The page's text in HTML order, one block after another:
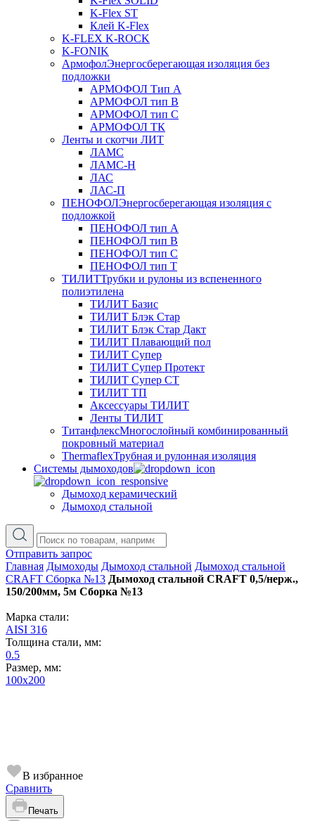
K-Flex ST
Клей K-Flex
K-FLEX K-ROCK
K-FONIK
АрмофолЭнергосберегающая изоляция без
подложки
АРМОФОЛ Тип А
АРМОФОЛ тип В
АРМОФОЛ тип C
АРМОФОЛ ТК
Ленты и скотчи ЛИТ
ЛАМС
ЛАМС-Н
ЛАС
ЛАС-П
ПЕНОФОЛЭнергосберегающая изоляция с
подложкой
ПЕНОФОЛ тип А
ПЕНОФОЛ тип B
ПЕНОФОЛ тип C
ПЕНОФОЛ тип T
ТИЛИТТрубки и рулоны из вспененного
полиэтилена
ТИЛИТ Базис
ТИЛИТ Блэк Стар
ТИЛИТ Блэк Стар Дакт
ТИЛИТ Плавающий пол
ТИЛИТ Супер
ТИЛИТ Супер Протект
ТИЛИТ Супер СТ
ТИЛИТ ТП
Аксессуары ТИЛИТ
Ленты ТИЛИТ
ТитанфлексМногослойный комбинированный
покровный материал
ThermaflexТрубная и рулонная изоляция
Cистемы дымоходов
Дымоход керамический
Дымоход стальной
Отправить запрос
Главная Дымоходы Дымоход стальной Дымоход стальной
CRAFT Сборка №13 Дымоход стальной CRAFT 0,5/нерж.,
150/200мм, 5м Сборка №13
Марка стали:
AISI 316
Толщина стали, мм:
0.5
Размер, мм:
100х200
В избранное
Сравнить
Печать